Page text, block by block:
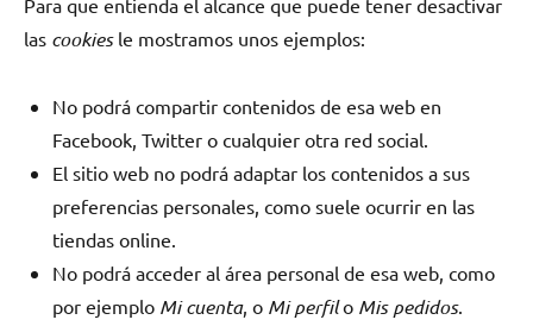
las cookiesle mostramos unos ejemplos:
No podrá compartir contenidos de esa web en
Facebook, Twitter o cualquier otra red social.
El sitio web no podrá adaptar los contenidos a sus
preferencias personales, como suele ocurrir en las
tiendas online.
No podrá acceder al área personal de esa web, como
por ejemplo Mi cuenta, o Mi perfilo Mis pedidos.